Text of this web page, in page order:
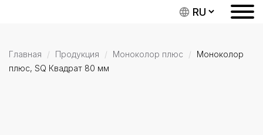
Главная Продукция Моноколор плюс
Моноколор
плюс, SQ Квадрат 80 мм